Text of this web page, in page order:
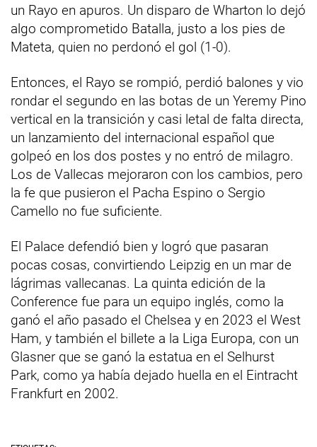
un Rayo en apuros. Un disparo de Wharton lo dejó
algo comprometido Batalla, justo a los pies de
Mateta, quien no perdonó el gol (1-0).
Entonces, el Rayo se rompió, perdió balones y vio
rondar el segundo en las botas de un Yeremy Pino
vertical en la transición y casi letal de falta directa,
un lanzamiento del internacional español que
golpeó en los dos postes y no entró de milagro.
Los de Vallecas mejoraron con los cambios, pero
la fe que pusieron el Pacha Espino o Sergio
Camello no fue suficiente.
El Palace defendió bien y logró que pasaran
pocas cosas, convirtiendo Leipzig en un mar de
lágrimas vallecanas. La quinta edición de la
Conference fue para un equipo inglés, como la
ganó el año pasado el Chelsea y en 2023 el West
Ham, y también el billete a la Liga Europa, con un
Glasner que se ganó la estatua en el Selhurst
Park, como ya había dejado huella en el Eintracht
Frankfurt en 2002.